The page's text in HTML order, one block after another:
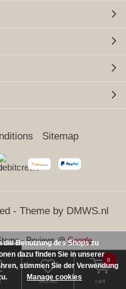
wishlist cart
0
- Theme by DMWS.nl
Sitemap
-Reviews @ Google
die Benutzung des Shops zu
dazu finden Sie in unserer
stimmen Sie der Verwendung
Manage cookies
amazon.de ⓘ